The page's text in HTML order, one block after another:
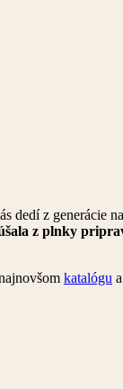
dedí z generácie
z plnky
katalógu